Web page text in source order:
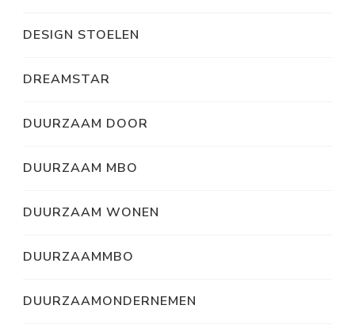
DESIGN STOELEN
DREAMSTAR
DUURZAAM DOOR
DUURZAAM MBO
DUURZAAM WONEN
DUURZAAMMBO
DUURZAAMONDERNEMEN